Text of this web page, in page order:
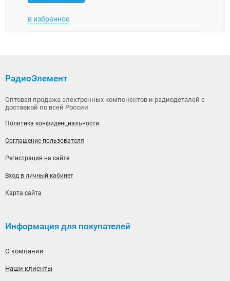
в избранное
РадиоЭлемент
Оптовая продажа электронных компонентов и радиодеталей с
доставкой по всей России
Политика конфиденциальности
Соглашение пользователя
Регистрация на сайте
Вход в личный кабинет
Карта сайта
Информация для покупателей
О компании
Наши клиенты